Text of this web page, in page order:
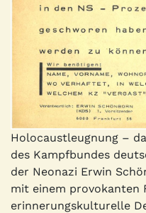
Holocaustleugnung –
des Kampfbundes
der Neonazi Erwin
mit einem provokanten
erinnerungskulturelle